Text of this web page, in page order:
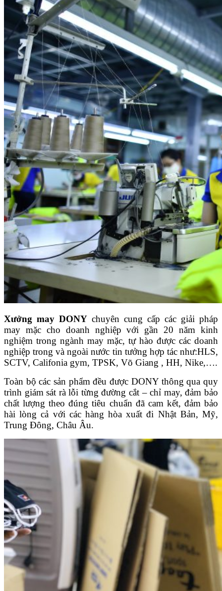
Xưởng may DONY chuyên cung cấp các giải pháp
may mặc cho doanh nghiệp với gần 20 năm kinh
nghiệm trong ngành may mặc, tự hào được các doanh
nghiệp trong và ngoài nước tin tưởng hợp tác như:HLS,
SCTV, Califonia gym, TPSK, Võ Giang , HH, Nike,….
Toàn bộ các sản phẩm đều được DONY thông qua quy
trình giám sát rà lỗi từng đường cắt – chỉ may, đảm bảo
chất lượng theo đúng tiêu chuẩn đã cam kết, đảm bảo
hài lòng cả với các hàng hòa xuất đi Nhật Bản, Mỹ,
Trung Đông, Châu Âu.